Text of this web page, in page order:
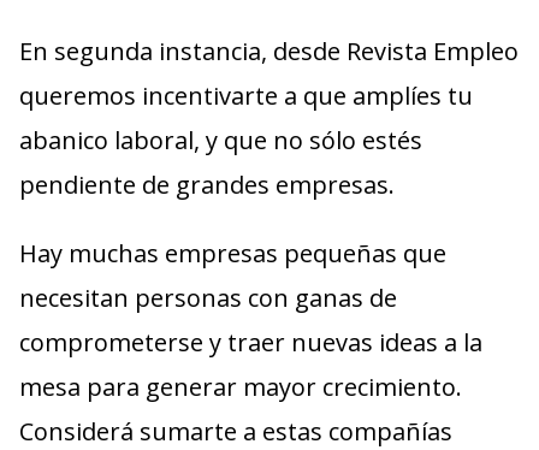
En segunda instancia, desde Revista Empleo
queremos incentivarte a que amplíes tu
abanico laboral, y que no sólo estés
pendiente de grandes empresas.
Hay muchas empresas pequeñas que
necesitan personas con ganas de
comprometerse y traer nuevas ideas a la
mesa para generar mayor crecimiento.
Considerá sumarte a estas compañías